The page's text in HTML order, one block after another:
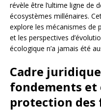
révèle être l’ultime ligne de
écosystèmes millénaires.
explore les mécanismes de
et les perspectives
écologique n’a jamais été
Cadre
fondements
protection des